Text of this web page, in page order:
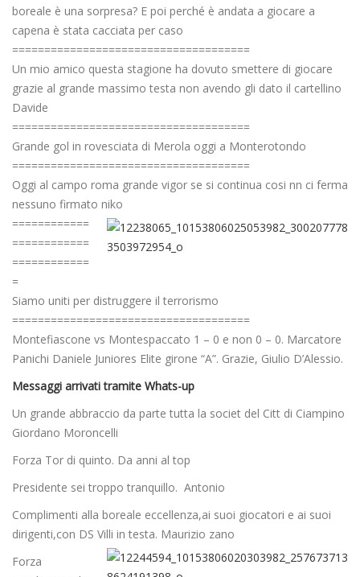
boreale è una sorpresa? E poi perché è andata a giocare a
capena è stata cacciata per caso
=====================================
Un mio amico questa stagione ha dovuto smettere di giocare
grazie al grande massimo testa non avendo gli dato il cartellino
Davide
=====================================
Grande gol in rovesciata di Merola oggi a Monterotondo
=====================================
Oggi al campo roma grande vigor se si continua cosi nn ci ferma
nessuno firmato niko
============
============
============
=
Siamo uniti per distruggere il terrorismo
=====================================
Montefiascone vs Montespaccato 1 – 0 e non 0 – 0. Marcatore
Panichi Daniele Juniores Elite girone “A”. Grazie, Giulio D’Alessio.
Messaggi arrivati tramite Whats-up
Un grande abbraccio da parte tutta la societ del Citt di Ciampino
Giordano Moroncelli
Forza Tor di quinto. Da anni al top
Presidente sei troppo tranquillo. Antonio
Complimenti alla boreale eccellenza,ai suoi giocatori e ai suoi
dirigenti,con DS Villi in testa. Maurizio zano
Forza